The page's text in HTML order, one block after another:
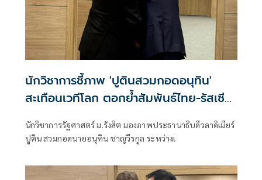
นักวิชาการชี้ภาพ 'ปูตินสวมกอดอนุทิน'
สะเทือนเวทีโลก ตอกย้ำสัมพันธ์ไทย-รัสเซีย
นักวิชาการรัฐศาสตร์ ม.รังสิต มองภาพประธานาธิบดีวลาดิเมียร์
ปูติน สวมกอดนายอนุทิน ชาญวีรกูล ระหว่างเ